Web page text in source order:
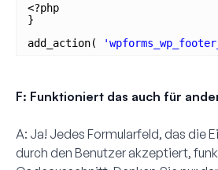
<?php
}
add_action(
F: Funktioniert das auch für
A: Ja! Jedes Formularfeld, das die
durch den Benutzer akzeptiert,